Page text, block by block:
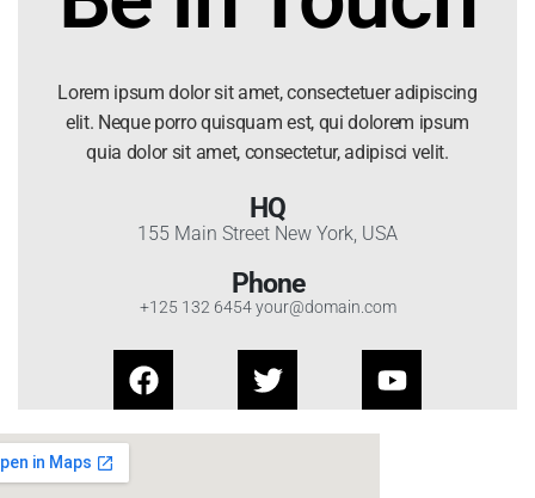
Lorem ipsum dolor sit amet, consectetuer adipiscing
elit. Neque porro quisquam est, qui dolorem ipsum
quia dolor sit amet, consectetur, adipisci velit.
HQ
155 Main Street New York, USA
Phone
+125 132 6454 your@domain.com